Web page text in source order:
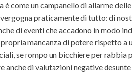
come un campanello di allarme
praticamente di tutto: di
di eventi che accadono in modo
mancanza di potere rispetto
se rompo un bicchiere per rabbia
anche di valutazioni negative